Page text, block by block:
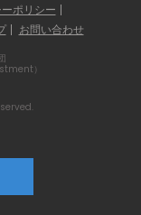
ポリシー
お問い合わせ
）